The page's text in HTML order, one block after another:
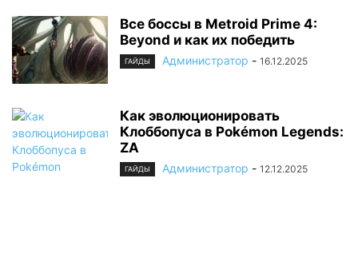
Все боссы в Metroid Prime 4:
Beyond и как их победить
ГАЙДЫ Администратор - 16.12.2025
Как эволюционировать
Клоббопуса в Pokémon Legends:
ZA
ГАЙДЫ Администратор - 12.12.2025